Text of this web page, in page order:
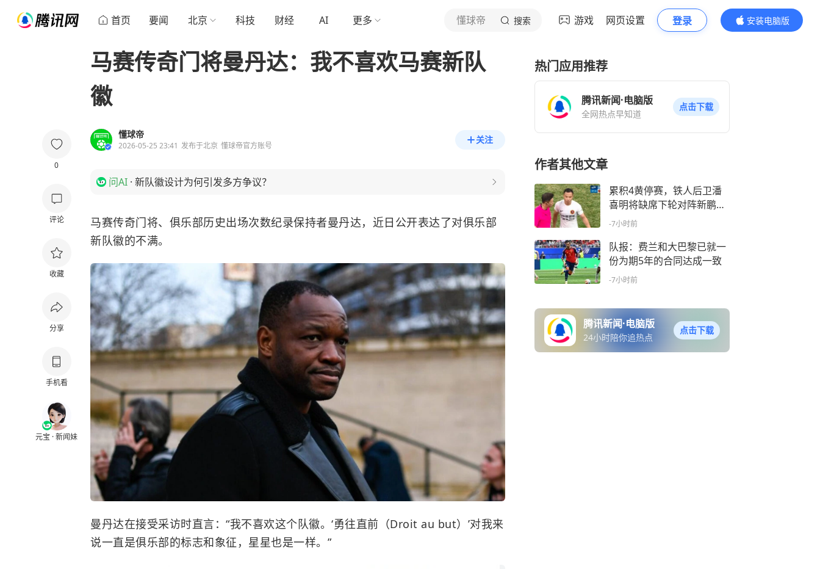
首页 要闻 北京 科技 财经 AI 更多 懂球帝 搜索 游戏 网页设置 登录
安装电脑版
内容更精彩
0
评论
收藏
分享
手机看
元宝 · 新闻妹
马赛传奇门将曼丹达：我不喜欢马赛新队
徽
懂球帝
2026-05-25 23:41 发布于北京 懂球帝官方账号
关注
问AI · 新队徽设计为何引发多方争议？
马赛传奇门将、俱乐部历史出场次数纪录保持者曼丹达，近日公开表达了对俱乐部
新队徽的不满。
曼丹达在接受采访时直言：“我不喜欢这个队徽。‘勇往直前（Droit au but）’对我来
说一直是俱乐部的标志和象征，星星也是一样。”
热门应用推荐
腾讯新闻·电脑版
全网热点早知道
点击下载
作者其他文章
累积4黄停赛，铁人后卫潘
喜明将缺席下轮对阵新鹏城
的比赛
-7小时前
队报：费兰和大巴黎已就一
份为期5年的合同达成一致
-7小时前
腾讯新闻·电脑版
24小时陪你追热点
点击下载